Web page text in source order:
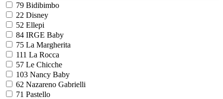
79 Bidibimbo
22 Disney
52 Ellepi
84 IRGE Baby
75 La Margherita
111 La Rocca
57 Le Chicche
103 Nancy Baby
62 Nazareno Gabrielli
71 Pastello